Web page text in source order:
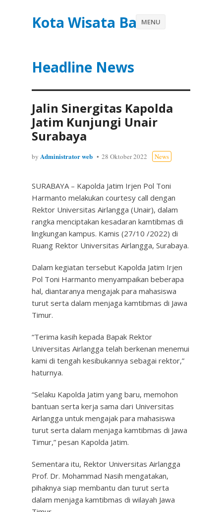
Kota Wisata Batu
Headline News
MENU
Jalin Sinergitas Kapolda
Jatim Kunjungi Unair
Surabaya
by Administrator web 28 Oktober 2022 News
SURABAYA – Kapolda Jatim Irjen Pol Toni
Harmanto melakukan courtesy call dengan
Rektor Universitas Airlangga (Unair), dalam
rangka menciptakan kesadaran kamtibmas di
lingkungan kampus. Kamis (27/10 /2022) di
Ruang Rektor Universitas Airlangga, Surabaya.
Dalam kegiatan tersebut Kapolda Jatim Irjen
Pol Toni Harmanto menyampaikan beberapa
hal, diantaranya mengajak para mahasiswa
turut serta dalam menjaga kamtibmas di Jawa
Timur.
“Terima kasih kepada Bapak Rektor
Universitas Airlangga telah berkenan menemui
kami di tengah kesibukannya sebagai rektor,”
haturnya.
“Selaku Kapolda Jatim yang baru, memohon
bantuan serta kerja sama dari Universitas
Airlangga untuk mengajak para mahasiswa
turut serta dalam menjaga kamtibmas di Jawa
Timur,” pesan Kapolda Jatim.
Sementara itu, Rektor Universitas Airlangga
Prof. Dr. Mohammad Nasih mengatakan,
pihaknya siap membantu dan turut serta
dalam menjaga kamtibmas di wilayah Jawa